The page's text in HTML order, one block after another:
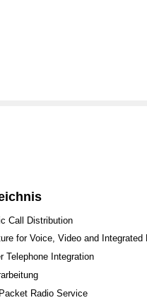
Call Distribution
for Voice, Video and Integrated
Telephone Integration
Radio Service